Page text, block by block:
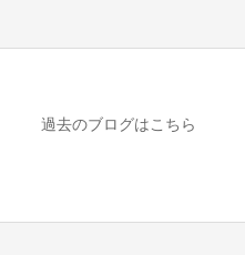
過去のブログはこちら